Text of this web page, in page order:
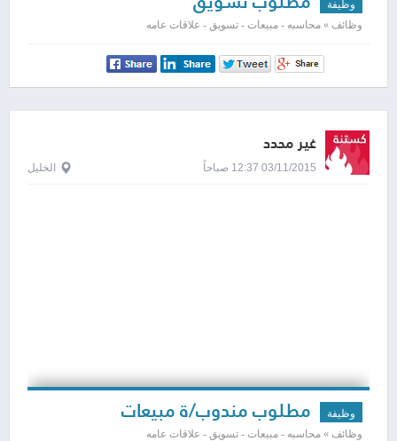
وظيفة
وظائف » محاسبه - مبيعات - تسويق - علاقات عامه
غير محدد
03/11/2015 12:37 صباحاً الخليل
وظيفة مطلوب مندوب/ة مبيعات
وظائف » محاسبه - مبيعات - تسويق - علاقات عامه